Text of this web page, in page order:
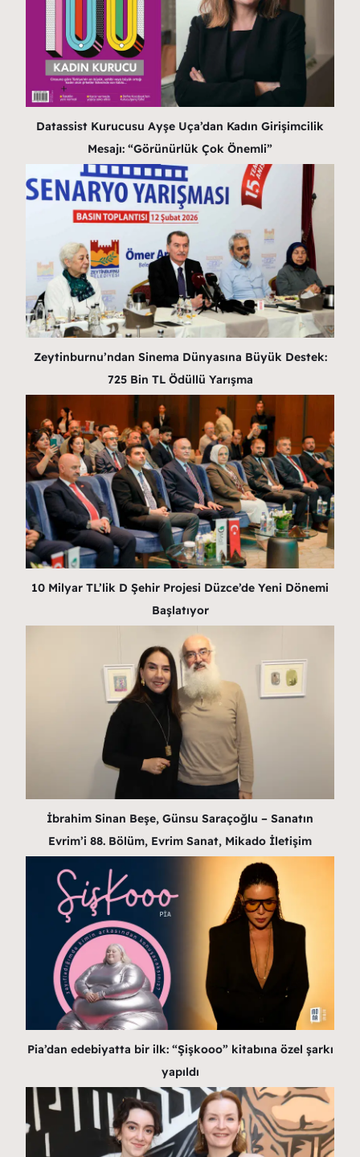
Datassist Kurucusu Ayşe Uça’dan Kadın Girişimcilik
Mesajı: “Görünürlük Çok Önemli”
Zeytinburnu’ndan Sinema Dünyasına Büyük Destek:
725 Bin TL Ödüllü Yarışma
10 Milyar TL’lik D Şehir Projesi Düzce’de Yeni Dönemi
Başlatıyor
İbrahim Sinan Beşe, Günsu Saraçoğlu – Sanatın
Evrim’i 88. Bölüm, Evrim Sanat, Mikado İletişim
Pia’dan edebiyatta bir ilk: “Şişkooo” kitabına özel şarkı
yapıldı